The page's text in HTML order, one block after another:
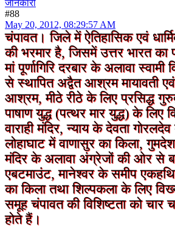
जानकारी
#88
May 20, 2012, 08:29:57 AM
चंपावत। जिले में ऐतिहासिक एवं
की भरमार है, जिसमें उत्तर भारत का
मां पूर्णागिरि दरबार के अलावा
से स्थापित अद्वैत आश्रम मायावती
आश्रम, मीठे रीठे के लिए प्रसिद्ध
पाषाण युद्ध (पत्थर मार युद्ध) के लिए
वाराही मंदिर, न्याय के देवता
लोहाघाट में वाणासुर का किला,
मंदिर के अलावा अंग्रेजों की ओर से
एबटमाउंट, मानेश्वर के समीप
का किला तथा शिल्पकला के लिए
समूह चंपावत की विशिष्टता को चार
होते हैं।